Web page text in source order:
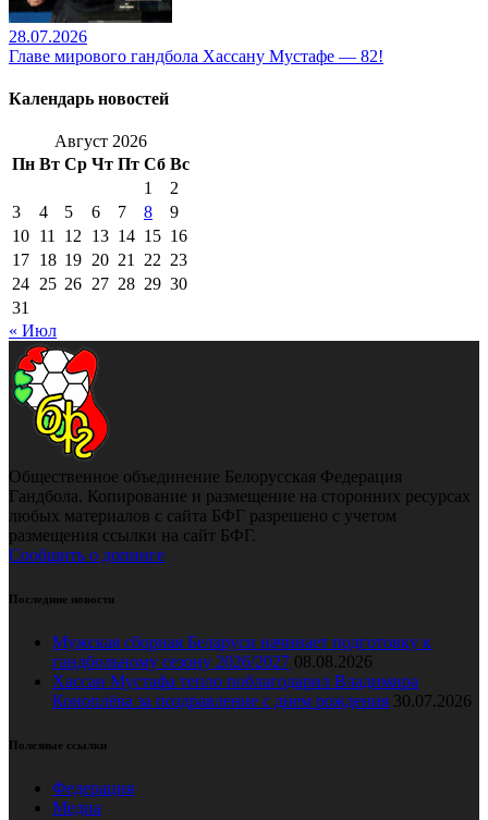
28.07.2026
Главе мирового гандбола Хассану Мустафе — 82!
Календарь новостей
Август 2026
Пн Вт Ср Чт Пт Сб Вс
1
2
3
4 5 6 7 8
9
10 11 12 13 14 15 16
17 18 19 20 21 22 23
24 25 26 27 28 29 30
31
« Июл
Общественное объединение Белорусская Федерация
Гандбола. Копирование и размещение на сторонних ресурсах
любых материалов с сайта БФГ разрешено с учетом
размещения ссылки на сайт БФГ.
Сообщить о допинге
Последние новости
Мужская сборная Беларуси начинает подготовку к
гандбольному сезону 2026/2027 08.08.2026
Хассан Мустафа тепло поблагодарил Владимира
Коноплёва за поздравление с днем рождения 30.07.2026
Полезные ссылки
Федерация
Медиа